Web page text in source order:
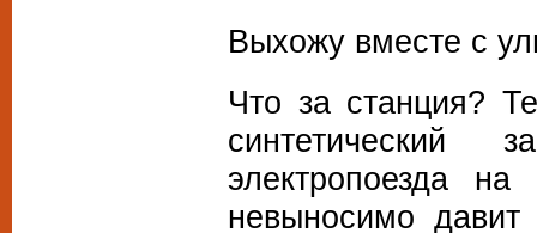
Выхожу вместе с
Что за станция?
синтетический
электропоезда
невыносимо давит